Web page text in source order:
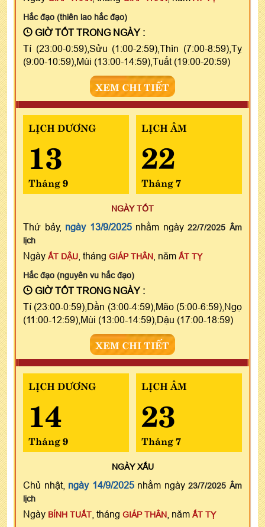
Hắc đạo (thiên lao hắc đạo)
GIỜ TỐT TRONG NGÀY :
Tí (23:00-0:59),Sửu (1:00-2:59),Thìn (7:00-8:59),Tỵ
(9:00-10:59),Mùi (13:00-14:59),Tuất (19:00-20:59)
XEM CHI TIẾT
LỊCH DƯƠNG
13
Tháng 9
LỊCH ÂM
22
Tháng 7
NGÀY TỐT
Thứ bảy, ngày 13/9/2025nhằm ngày22/7/2025 Âm
lịch
Ngày ẤT DẬU , tháng GIÁP THÂN , năm ẤT TỴ
Hắc đạo (nguyên vu hắc đạo)
GIỜ TỐT TRONG NGÀY :
Tí (23:00-0:59),Dần (3:00-4:59),Mão (5:00-6:59),Ngọ
(11:00-12:59),Mùi (13:00-14:59),Dậu (17:00-18:59)
XEM CHI TIẾT
LỊCH DƯƠNG
14
Tháng 9
LỊCH ÂM
23
Tháng 7
NGÀYXẤU
Chủ nhật, ngày 14/9/2025nhằm ngày23/7/2025 Âm
lịch
Ngày BÍNH TUẤT , tháng GIÁP THÂN , năm ẤT TỴ